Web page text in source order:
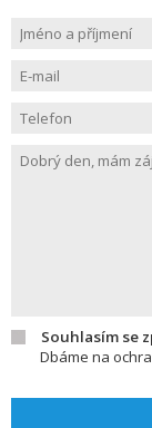
Souhlasím se
Dbáme na